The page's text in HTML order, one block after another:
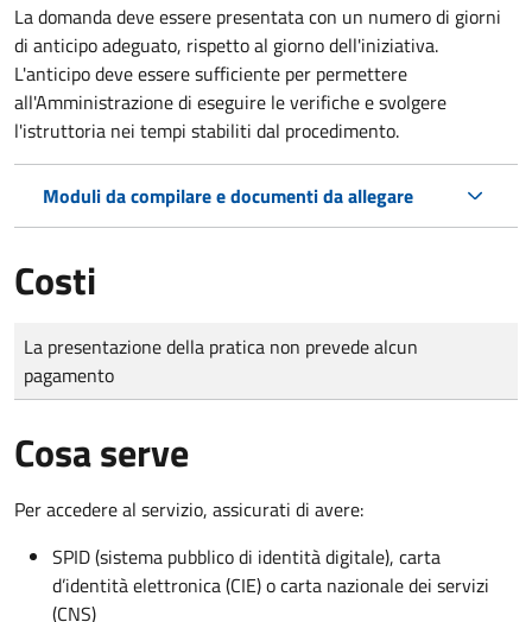
La domanda deve essere presentatacon un numero di giorni
di anticipo adeguato, rispetto al giorno dell'iniziativa.
L'anticipo deve essere sufficiente per permettere
all'Amministrazione di eseguire le verifiche e svolgere
l'istruttoria nei tempi stabiliti dal procedimento.
Moduli da compilare e documenti da allegare
Costi
Tipo di pagamento
Importo
La presentazione della pratica non prevede alcun
pagamento
Cosa serve
Per accedere al servizio, assicurati di avere:
SPID (sistema pubblico di identità digitale), carta
d’identità elettronica (CIE) o carta nazionale dei servizi
(CNS)